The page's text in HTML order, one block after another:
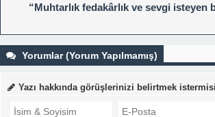
“Muhtarlık fedakârlık ve sevgi isteyen
Yorumlar (Yorum Yapılmamış)
Yazı hakkında görüşlerinizi belirtmek